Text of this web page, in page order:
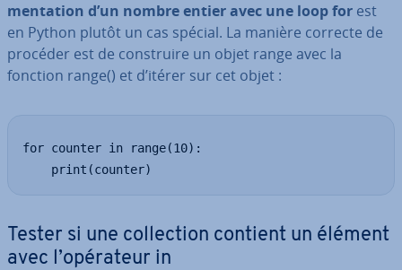
men­ta­tion d’un nombre entier avec une loop for est
en Python plutôt un cas spécial. La manière correcte de
procéder est de cons­truire un objet range avec la
fonction range() et d’itérer sur cet objet :
for counter in range(10):
    print(counter)
Tester si une col­lec­tion contient un élément
avec l’opérateur in